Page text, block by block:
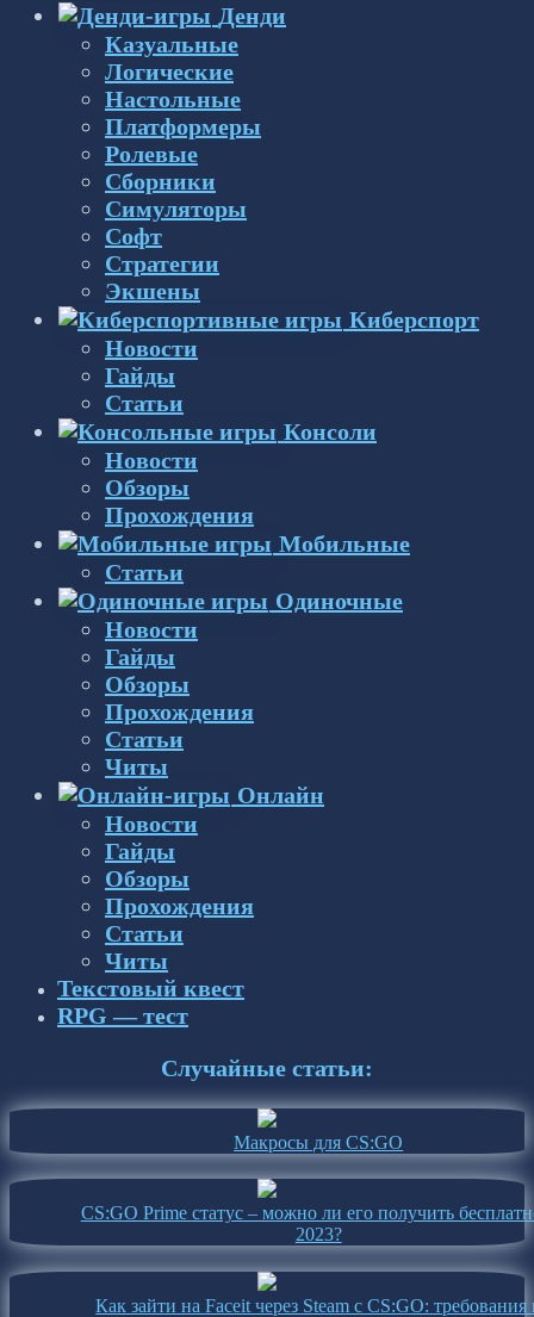
Денди
Казуальные
Логические
Настольные
Платформеры
Ролевые
Сборники
Симуляторы
Софт
Стратегии
Экшены
Киберспорт
Новости
Гайды
Статьи
Консоли
Новости
Обзоры
Прохождения
Мобильные
Статьи
Одиночные
Новости
Гайды
Обзоры
Прохождения
Статьи
Читы
Онлайн
Новости
Гайды
Обзоры
Прохождения
Статьи
Читы
Текстовый квест
RPG — тест
Случайные статьи:
Макросы для CS:GO
CS:GO Prime статус – можно ли его получить
2023?
Как зайти на Faceit через Steam с CS:GO: требования